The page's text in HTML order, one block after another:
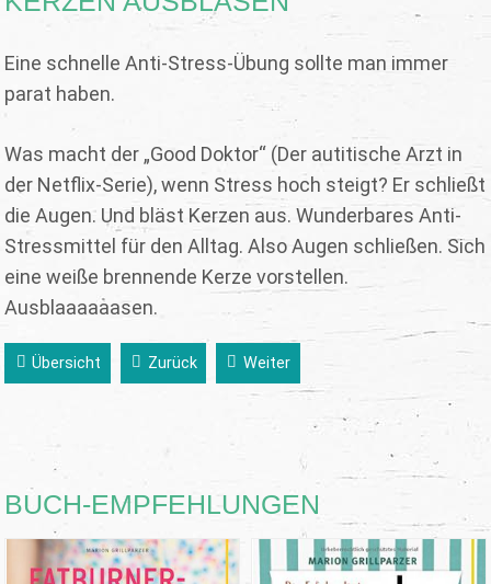
Eine schnelle Anti-Stress-Übung sollte man immer
parat haben.
Was macht der „Good Doktor“ (Der autitische Arzt in
der Netflix-Serie), wenn Stress hoch steigt? Er schließt
die Augen. Und bläst Kerzen aus. Wunderbares Anti-
Stressmittel für den Alltag. Also Augen schließen. Sich
eine weiße brennende Kerze vorstellen.
Ausblaaaaaasen.
Übersicht Zurück Weiter
BUCH-EMPFEHLUNGEN